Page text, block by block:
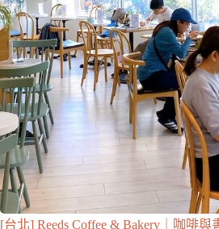
[台北] Reeds Coffee & Bakery｜咖啡